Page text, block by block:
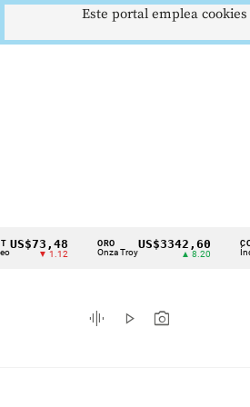
Cintillo
indicadores
económicos
▼ 1.12
ORO
Onza Troy
US$3342,60 COLCAP
Índ.
graphic_eq play_arrow photo_camera
Este portal emplea